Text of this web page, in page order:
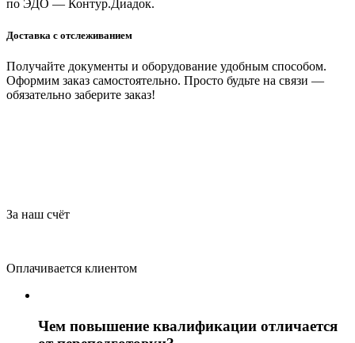
по ЭДО — Контур.Диадок.
Доставка с отслеживанием
Получайте документы и оборудование удобным способом.
Оформим заказ самостоятельно. Просто будьте на связи —
обязательно заберите заказ!
За наш счёт
Оплачивается клиентом
Чем повышение квалификации отличается